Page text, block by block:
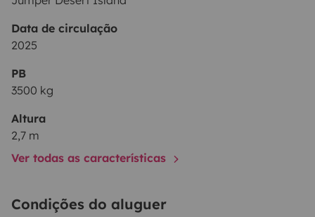
Data de circulação
2025
PB
3500 kg
Altura
2,7 m
Ver todas as características
Condições do aluguer